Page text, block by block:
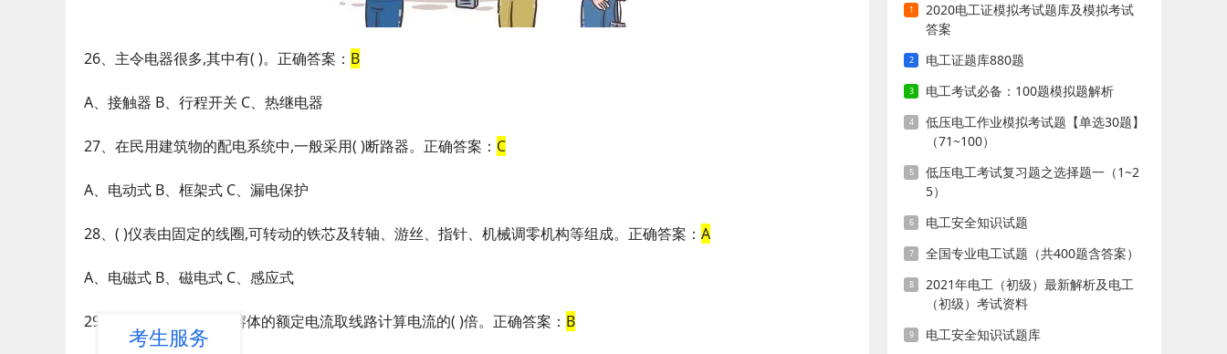
26、主令电器很多,其中有( )。正确答案： B
A、接触器 B、行程开关 C、热继电器
27、在民用建筑物的配电系统中,一般采用( )断路器。正确答案： C
A、电动式 B、框架式 C、漏电保护
28、( )仪表由固定的线圈,可转动的铁芯及转轴、游丝、指针、机械调零机构等组成。正确答案： A
A、电磁式 B、磁电式 C、感应式
29、照明线路熔断器的熔体的额定电流取线路计算电流的( )倍。正确答案： B
2020电工证模拟考试题库及模拟考试
答案
电工证题库880题
电工考试必备：100题模拟题解析
低压电工作业模拟考试题【单选30题】
（71~100）
低压电工考试复习题之选择题一（1~2
5）
电工安全知识试题
全国专业电工试题（共400题含答案）
2021年电工（初级）最新解析及电工
（初级）考试资料
电工安全知识试题库
考生服务